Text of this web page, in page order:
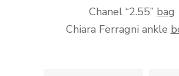
Chanel “2.55” bag
Chiara Ferragni ankle